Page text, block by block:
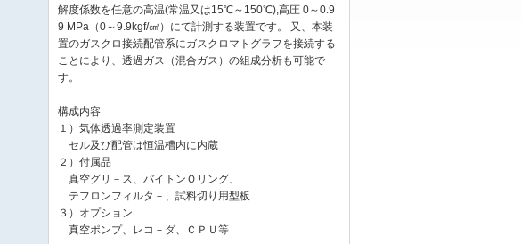
解度係数を任意の高温(常温又は15℃～150℃),高圧 0～0.9
9 MPa（0～9.9kgf/㎠）にて計測する装置です。 又、本装
置のガスクロ接続配管系にガスクロマトグラフを接続する
ことにより、透過ガス（混合ガス）の組成分析も可能で
す。
構成内容
１）気体透過率測定装置
セル及び配管は恒温槽内に内蔵
２）付属品
真空グリ－ス、バイトンＯリング、
テフロンフィルタ－、試料切り用型板
３）オプション
真空ポンプ、レコ－ダ、ＣＰＵ等